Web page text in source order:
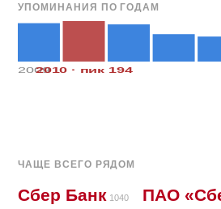
УПОМИНАНИЯ ПО ГОДАМ
20092010 · пик 194
ЧАЩЕ ВСЕГО РЯДОМ
Сбер Банк 1040 ПАО